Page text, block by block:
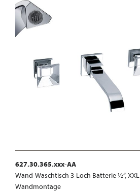
627.30.365.xxx-AA
Wand-Waschtisch 3-Loch Batterie ½“, XXL
Wandmontage